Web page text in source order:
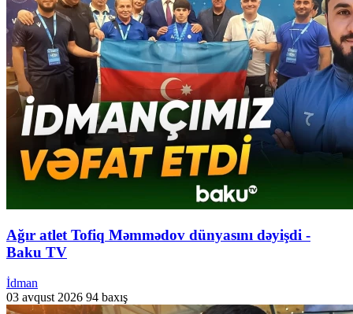
Ağır atlet Tofiq Məmmədov dünyasını dəyişdi -
Baku TV
İdman
03 avqust 2026 94 baxış